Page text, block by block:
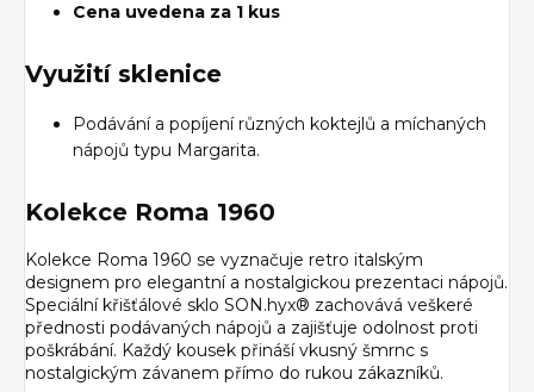
Cena uvedena za 1 kus
Využití sklenice
Podávání a popíjení různých koktejlů a míchaných
nápojů typu Margarita.
Kolekce Roma 1960
Kolekce Roma 1960 se vyznačuje retro italským
designem pro elegantní a nostalgickou prezentaci nápojů.
Speciální křišťálové sklo SON.hyx® zachovává veškeré
přednosti podávaných nápojů a zajišťuje odolnost proti
poškrábání. Každý kousek přináší vkusný šmrnc s
nostalgickým závanem přímo do rukou zákazníků.